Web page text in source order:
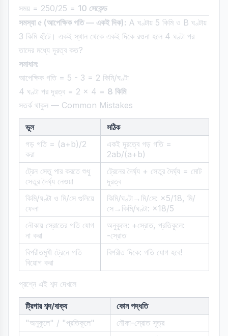
সময় = 250/25 = 10 সেকেন্ড
সমস্যা ৫ (আপেক্ষিক গতি — একই দিক): A ঘণ্টায় 5 কিমি ও B ঘণ্টায়
3 কিমি হাঁটে। একই স্থান থেকে একই দিকে রওনা হলে 4 ঘণ্টা পর
তাদের মধ্যে দূরত্ব কত?
সমাধান:
আপেক্ষিক গতি = 5 - 3 = 2 কিমি/ঘণ্টা
4 ঘণ্টা পর দূরত্ব = 2 × 4 = 8 কিমি
সতর্ক থাকুন — Common Mistakes
ভুল
সঠিক
গড় গতি = (a+b)/2
করা
একই দূরত্বে গড় গতি =
2ab/(a+b)
ট্রেন সেতু পার করতে শুধু
সেতুর দৈর্ঘ্য নেওয়া
ট্রেনের দৈর্ঘ্য + সেতুর দৈর্ঘ্য = মোট
দূরত্ব
কিমি/ঘণ্টা ও মি/সে গুলিয়ে
ফেলা
কিমি/ঘণ্টা→মি/সে: ×5/18, মি/
সে→কিমি/ঘণ্টা: ×18/5
নৌকায় স্রোতের গতি যোগ
না করা
অনুকূলে: +স্রোত, প্রতিকূলে:
-স্রোত
বিপরীতমুখী ট্রেনে গতি
বিয়োগ করা
বিপরীত দিকে: গতি যোগ হবে!
প্রশ্নে এই শব্দ দেখলে
ট্রিগার শব্দ/বাক্য
কোন পদ্ধতি
"অনুকূলে" / "প্রতিকূলে"
নৌকা-স্রোত সূত্র